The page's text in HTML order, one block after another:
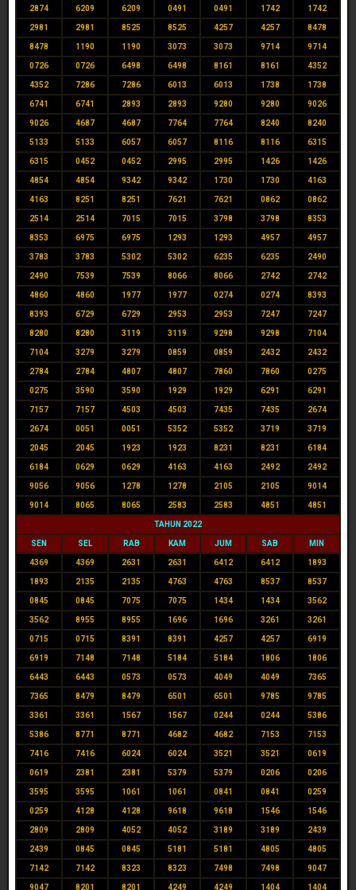
2874 6209 6209 0491 0491 1742 1742
2981 2981 8525 8525 4257 4257 8478
8478 1190 1190 3073 3073 9714 9714
0726 0726 6498 6498 8161 8161 4352
4352 7286 7286 6013 6013 1738 1738
6741 6741 2893 2893 9280 9280 9026
9026 4687 4687 7764 7764 8240 8240
5133 5133 6057 6057 8116 8116 6315
6315 0452 0452 2995 2995 1426 1426
4854 4854 9342 9342 1730 1730 4163
4163 8251 8251 7621 7621 0862 0862
2514 2514 7015 7015 3798 3798 8353
8353 6975 6975 1293 1293 4957 4957
3783 3783 5302 5302 6235 6235 2490
2490 7539 7539 8066 8066 2742 2742
4860 4860 1977 1977 0274 0274 8393
8393 6729 6729 2953 2953 7247 7247
8280 8280 3119 3119 9298 9298 7104
7104 3279 3279 0859 0859 2432 2432
2784 2784 4807 4807 7860 7860 0275
0275 3590 3590 1929 1929 6291 6291
7157 7157 4503 4503 7435 7435 2674
2674 0051 0051 5352 5352 3719 3719
2045 2045 1923 1923 8231 8231 6184
6184 0629 0629 4163 4163 2492 2492
9056 9056 1278 1278 2105 2105 9014
9014 8065 8065 2583 2583 4851 4851
TAHUN 2022
SEN SEL RAB KAM JUM SAB MIN
4369 4369 2631 2631 6412 6412 1893
1893 2135 2135 4763 4763 8537 8537
0845 0845 7075 7075 1434 1434 3562
3562 8955 8955 1696 1696 3261 3261
0715 0715 8391 8391 4257 4257 6919
6919 7148 7148 5184 5184 1806 1806
6443 6443 0573 0573 4049 4049 7365
7365 8479 8479 6501 6501 9785 9785
3361 3361 1567 1567 0244 0244 5386
5386 8771 8771 4682 4682 7153 7153
7416 7416 6024 6024 3521 3521 0619
0619 2381 2381 5379 5379 0206 0206
3595 3595 1061 1061 0841 0841 0259
0259 4128 4128 9618 9618 1546 1546
2809 2809 4052 4052 3189 3189 2439
2439 0845 0845 5181 5181 4805 4805
7142 7142 8323 8323 7498 7498 9047
9047 8201 8201 4249 4249 1404 1404